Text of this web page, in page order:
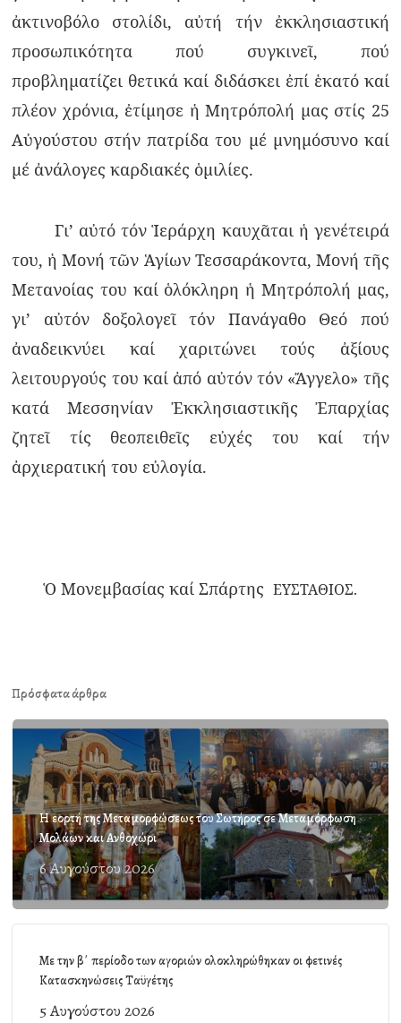
ἀκτινοβόλο στολίδι, αὐτή τήν ἐκκλησιαστική
προσωπικότητα πού συγκινεῖ, πού
προβληματίζει θετικά καί διδάσκει ἐπί ἑκατό καί
πλέον χρόνια, ἐτίμησε ἡ Μητρόπολή μας στίς 25
Αὐγούστου στήν πατρίδα του μέ μνημόσυνο καί
μέ ἀνάλογες καρδιακές ὁμιλίες.
Γι’ αὐτό τόν Ἱεράρχη καυχᾶται ἡ γενέτειρά
του, ἡ Μονή τῶν Ἁγίων Τεσσαράκοντα, Μονή τῆς
Μετανοίας του καί ὁλόκληρη ἡ Μητρόπολή μας,
γι’ αὐτόν δοξολογεῖ τόν Πανάγαθο Θεό πού
ἀναδεικνύει καί χαριτώνει τούς ἀξίους
λειτουργούς του καί ἀπό αὐτόν τόν «Ἄγγελο» τῆς
κατά Μεσσηνίαν Ἐκκλησιαστικῆς Ἐπαρχίας
ζητεῖ τίς θεοπειθεῖς εὐχές του καί τήν
ἀρχιερατική του εὐλογία.
Ὁ Μονεμβασίας καί Σπάρτης ΕΥΣΤΑΘΙΟΣ.
Πρόσφατα άρθρα
Η εορτή της Μεταμορφώσεως του Σωτήρος σε Μεταμόρφωση
Μολάων και Ανθοχώρι
6 Αυγούστου 2026
Με την β΄ περίοδο των αγοριών ολοκληρώθηκαν οι φετινές
Κατασκηνώσεις Ταϋγέτης
5 Αυγούστου 2026